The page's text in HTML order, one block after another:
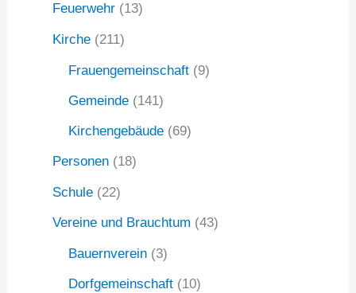
Feuerwehr (13)
Kirche (211)
Frauengemeinschaft (9)
Gemeinde (141)
Kirchengebäude (69)
Personen (18)
Schule (22)
Vereine und Brauchtum (43)
Bauernverein (3)
Dorfgemeinschaft (10)